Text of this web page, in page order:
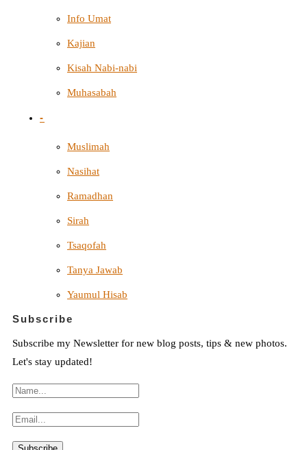
Info Umat
Kajian
Kisah Nabi-nabi
Muhasabah
-
Muslimah
Nasihat
Ramadhan
Sirah
Tsaqofah
Tanya Jawab
Yaumul Hisab
Subscribe
Subscribe my Newsletter for new blog posts, tips & new photos.
Let's stay updated!